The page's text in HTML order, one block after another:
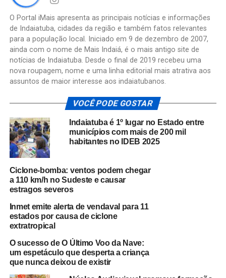
O Portal iMais apresenta as principais notícias e informações
de Indaiatuba, cidades da região e também fatos relevantes
para a população local. Iniciado em 9 de dezembro de 2007,
ainda com o nome de Mais Indaiá, é o mais antigo site de
notícias de Indaiatuba. Desde o final de 2019 recebeu uma
nova roupagem, nome e uma linha editorial mais atrativa aos
assuntos de maior interesse aos indaiatubanos.
VOCÊ PODE GOSTAR
Indaiatuba é 1º lugar no Estado entre
municípios com mais de 200 mil
habitantes no IDEB 2025
Ciclone-bomba: ventos podem chegar
a 110 km/h no Sudeste e causar
estragos severos
Inmet emite alerta de vendaval para 11
estados por causa de ciclone
extratropical
O sucesso de O Último Voo da Nave:
um espetáculo que desperta a criança
que nunca deixou de existir